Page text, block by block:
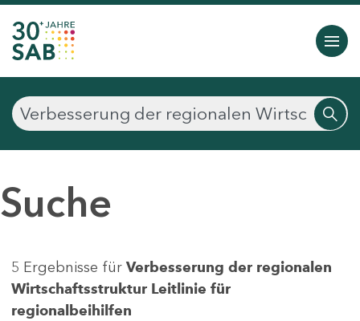
Suche
5 Ergebnisse für Verbesserung der regionalen
Wirtschaftsstruktur Leitlinie für
regionalbeihilfen